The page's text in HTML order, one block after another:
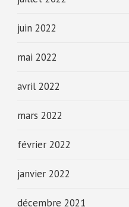
juin 2022
mai 2022
avril 2022
mars 2022
février 2022
janvier 2022
décembre 2021